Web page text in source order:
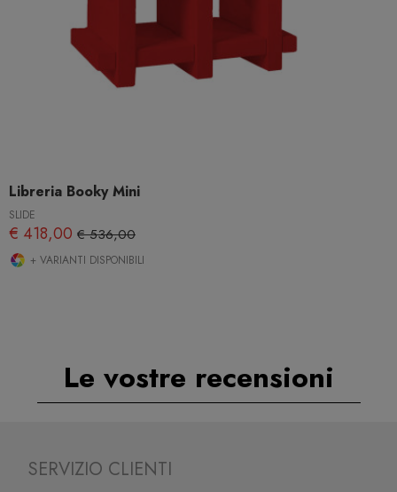
Libreria Booky Mini
SLIDE
€ 418,00 € 536,00
+ VARIANTI DISPONIBILI
Le vostre recensioni
SERVIZIO CLIENTI